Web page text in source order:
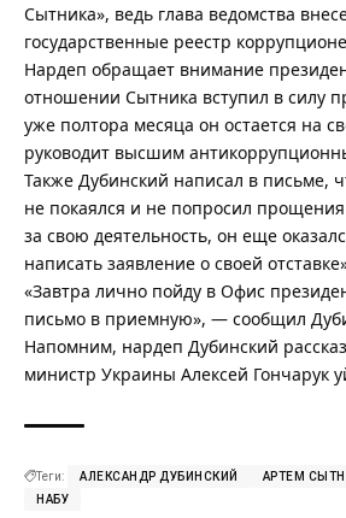
Сытника», ведь глава ведомства
государственные реестр
Нардеп обращает внимание
отношении Сытника вступил в силу
уже полтора месяца он остается на
руководит высшим
Также Дубинский написал в письме,
не покаялся и не попросил
за свою деятельность, он еще
написать заявление о своей
«Завтра лично пойду в Офис
письмо в приемную», — сообщил
Напомним, нардеп Дубинский
министр Украины Алексей Гончарук
Теги: АЛЕКСАНДР ДУБИНСКИЙ АРТЕМ
НАБУ